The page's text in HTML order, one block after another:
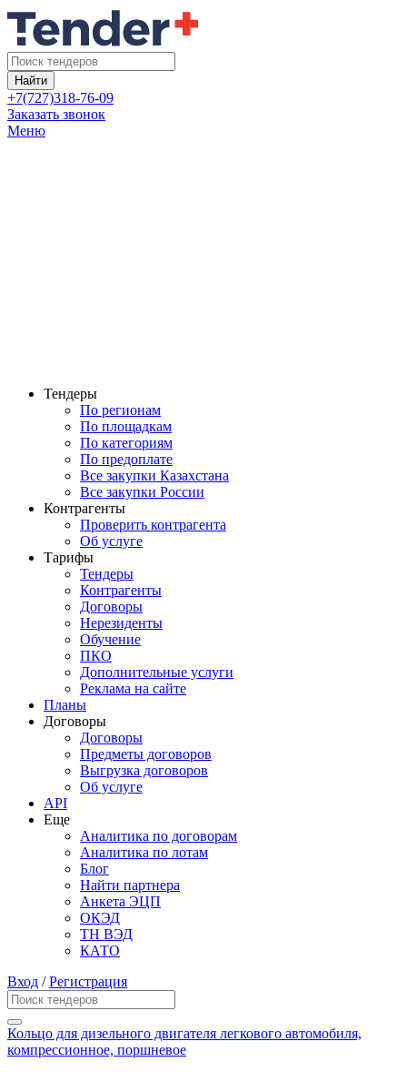
Найти
+7(727)318-76-09
Заказать звонок
Меню
Тендеры
По регионам
По площадкам
По категориям
По предоплате
Все закупки Казахстана
Все закупки России
Контрагенты
Проверить контрагента
Об услуге
Тарифы
Тендеры
Контрагенты
Договоры
Нерезиденты
Обучение
ПКО
Дополнительные услуги
Реклама на сайте
Планы
Договоры
Договоры
Предметы договоров
Выгрузка договоров
Об услуге
API
Еще
Аналитика по договорам
Аналитика по лотам
Блог
Найти партнера
Анкета ЭЦП
ОКЭД
ТН ВЭД
КАТО
Вход /Регистрация
Кольцо для дизельного двигателя легкового автомобиля,
компрессионное, поршневое